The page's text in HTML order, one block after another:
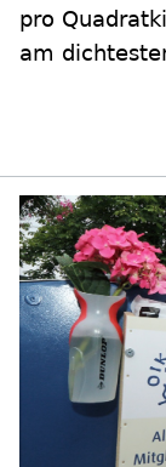
pro
am